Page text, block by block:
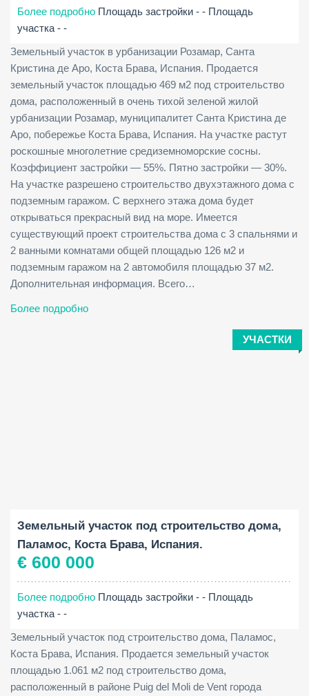
Более подробно Площадь застройки - - Площадь
участка - -
Земельный участок в урбанизации Розамар, Санта
Кристина де Аро, Коста Брава, Испания. Продается
земельный участок площадью 469 м2 под строительство
дома, расположенный в очень тихой зеленой жилой
урбанизации Розамар, муниципалитет Санта Кристина де
Аро, побережье Коста Брава, Испания. На участке растут
роскошные многолетние средиземноморские сосны.
Коэффициент застройки — 55%. Пятно застройки — 30%.
На участке разрешено строительство двухэтажного дома с
подземным гаражом. С верхнего этажа дома будет
открываться прекрасный вид на море. Имеется
существующий проект строительства дома с 3 спальнями и
2 ванными комнатами общей площадью 126 м2 и
подземным гаражом на 2 автомобиля площадью 37 м2.
Дополнительная информация. Всего…
Более подробно
УЧАСТКИ
Земельный участок под строительство дома,
Паламос, Коста Брава, Испания.
€ 600 000
Более подробно Площадь застройки - - Площадь
участка - -
Земельный участок под строительство дома, Паламос,
Коста Брава, Испания. Продается земельный участок
площадью 1.061 м2 под строительство дома,
расположенный в районе Puig del Moli de Vent города